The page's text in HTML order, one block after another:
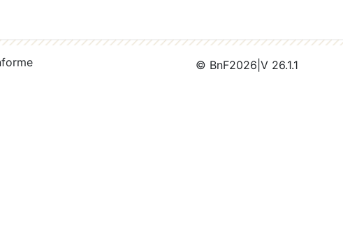
© BnF2026 V 26.1.1